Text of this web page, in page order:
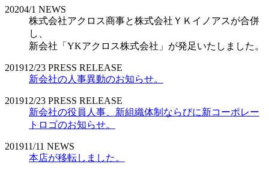
20204/1 NEWS
株式会社アクロス商事と株式会社ＹＫイノアスが合併
し、
新会社「YKアクロス株式会社」が発足いたしました。
201912/23 PRESS RELEASE
新会社の人事異動のお知らせ。
201912/23 PRESS RELEASE
新会社の役員人事、新組織体制ならびに新コーポレー
トロゴのお知らせ。
201911/11 NEWS
本店が移転しました。